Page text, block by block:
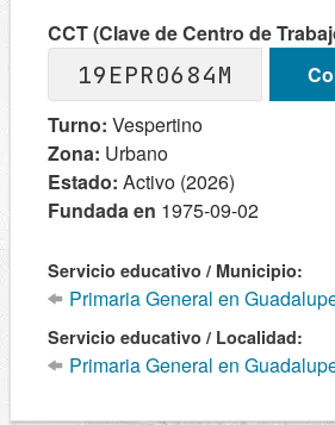
CCT (Clave de Centro de
19EPR0684M
Turno: Vespertino
Zona: Urbano
Estado: Activo (2026)
Fundada en 1975-09-02
Servicio educativo / Municipio:
Primaria General en
Servicio educativo / Localidad:
Primaria General en